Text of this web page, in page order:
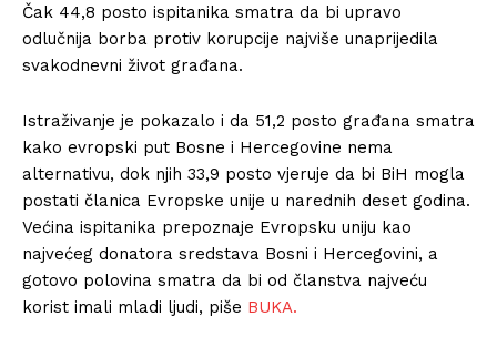
Čak 44,8 posto ispitanika smatra da bi upravo
odlučnija borba protiv korupcije najviše unaprijedila
svakodnevni život građana.
Istraživanje je pokazalo i da 51,2 posto građana smatra
kako evropski put Bosne i Hercegovine nema
alternativu, dok njih 33,9 posto vjeruje da bi BiH mogla
postati članica Evropske unije u narednih deset godina.
Većina ispitanika prepoznaje Evropsku uniju kao
najvećeg donatora sredstava Bosni i Hercegovini, a
gotovo polovina smatra da bi od članstva najveću
korist imali mladi ljudi, piše BUKA.